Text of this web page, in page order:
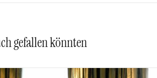
gefallen könnten